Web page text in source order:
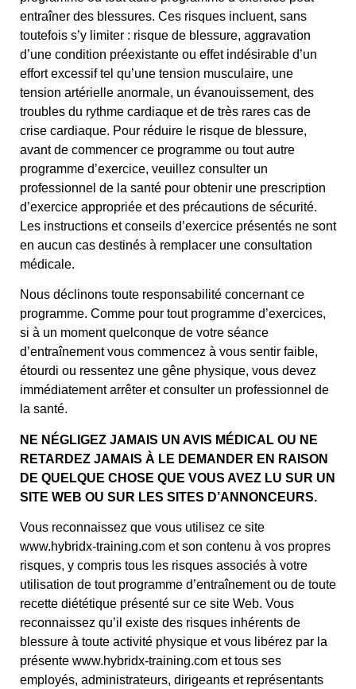
entraîner des blessures. Ces risques incluent, sans
toutefois s’y limiter : risque de blessure, aggravation
d’une condition préexistante ou effet indésirable d’un
effort excessif tel qu’une tension musculaire, une
tension artérielle anormale, un évanouissement, des
troubles du rythme cardiaque et de très rares cas de
crise cardiaque. Pour réduire le risque de blessure,
avant de commencer ce programme ou tout autre
programme d’exercice, veuillez consulter un
professionnel de la santé pour obtenir une prescription
d’exercice appropriée et des précautions de sécurité.
Les instructions et conseils d’exercice présentés ne sont
en aucun cas destinés à remplacer une consultation
médicale.
Nous déclinons toute responsabilité concernant ce
programme. Comme pour tout programme d’exercices,
si à un moment quelconque de votre séance
d’entraînement vous commencez à vous sentir faible,
étourdi ou ressentez une gêne physique, vous devez
immédiatement arrêter et consulter un professionnel de
la santé.
NE NÉGLIGEZ JAMAIS UN AVIS MÉDICAL OU NE
RETARDEZ JAMAIS À LE DEMANDER EN RAISON
DE QUELQUE CHOSE QUE VOUS AVEZ LU SUR UN
SITE WEB OU SUR LES SITES D’ANNONCEURS.
Vous reconnaissez que vous utilisez ce site
www.hybridx-training.com et son contenu à vos propres
risques, y compris tous les risques associés à votre
utilisation de tout programme d’entraînement ou de toute
recette diététique présenté sur ce site Web. Vous
reconnaissez qu’il existe des risques inhérents de
blessure à toute activité physique et vous libérez par la
présente www.hybridx-training.com et tous ses
employés, administrateurs, dirigeants et représentants